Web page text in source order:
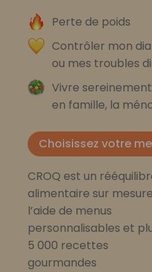
Perte de poids
Contrôler mon
ou mes troubles
Vivre
en famille, la
Choisissez votre
CROQ est un
alimentaire sur
l’aide de menus
personnalisables et
5 000 recettes
gourmandes